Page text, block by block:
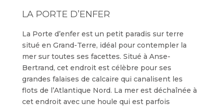
LA PORTE D’ENFER
La Porte d’enfer est un petit paradis sur terre
situé en Grand-Terre, idéal pour contempler la
mer sur toutes ses facettes. Situé à Anse-
Bertrand, cet endroit est célèbre pour ses
grandes falaises de calcaire qui canalisent les
flots de l’Atlantique Nord. La mer est déchaînée à
cet endroit avec une houle qui est parfois